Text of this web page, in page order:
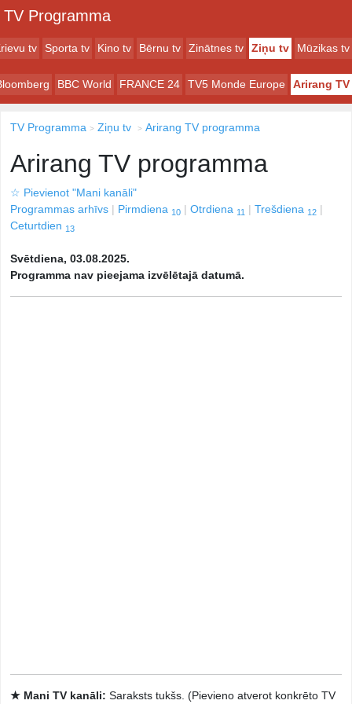
TV Programma
tv Sporta tv Kino tv Bērnu tv Zinātnes tv Ziņu tv Mūzikas tv
BBC World FRANCE 24 TV5 Monde Europe Arirang TV
TV Programma Ziņu tv Arirang TV programma
Arirang TV programma
☆ Pievienot "Mani kanāli"
Programmas arhīvs
Pirmdiena 10 Otrdiena 11 Trešdiena 12
Ceturtdien 13
Svētdiena, 03.08.2025.
Programma nav pieejama izvēlētajā datumā.
★ Mani TV kanāli: Saraksts tukšs. (Pievieno atverot konkrēto TV